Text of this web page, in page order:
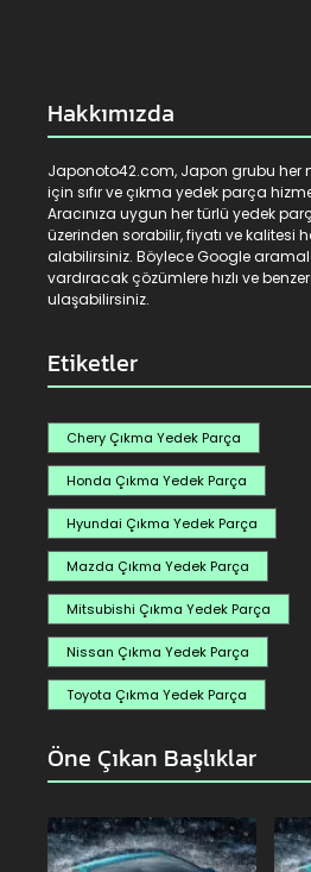
Hakkımızda
Japonoto42.com, Japon grubu her
için sıfır ve çıkma yedek parça
Aracınıza uygun her türlü yedek
üzerinden sorabilir, fiyatı ve kalitesi
alabilirsiniz. Böylece Google
vardıracak çözümlere hızlı ve
ulaşabilirsiniz.
Etiketler
Chery Çıkma Yedek Parça
Honda Çıkma Yedek Parça
Hyundai Çıkma Yedek Parça
Mazda Çıkma Yedek Parça
Mitsubishi Çıkma Yedek Parça
Nissan Çıkma Yedek Parça
Toyota Çıkma Yedek Parça
Öne Çıkan Başlıklar